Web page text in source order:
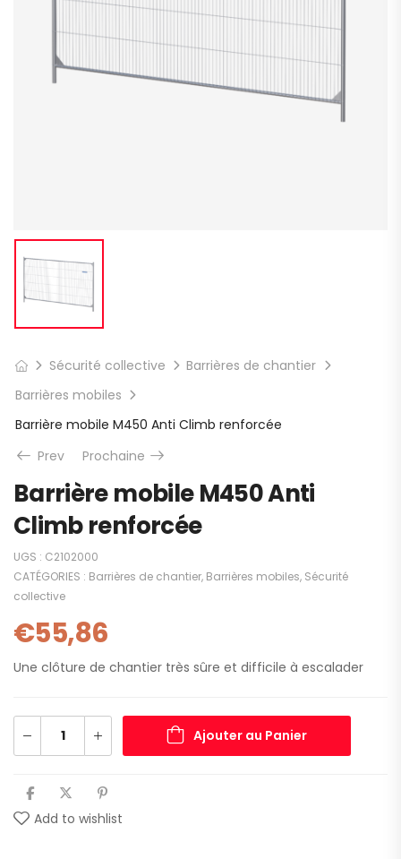
Sécurité collective
Barrières de chantier
Barrières mobiles
Barrière mobile M450 Anti Climb renforcée
Prev
Prochaine
Barrière mobile M450 Anti
Climb renforcée
UGS : C2102000
CATÉGORIES : Barrières de chantier, Barrières mobiles, Sécurité
collective
€55,86
Une clôture de chantier très sûre et difficile à escalader
Ajouter au Panier
Add to wishlist